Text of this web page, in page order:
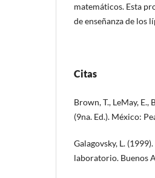
matemáticos. Esta
de enseñanza de los
Citas
Brown, T., LeMay,
(9na. Ed.). México:
Galagovsky, L.
laboratorio. Buenos